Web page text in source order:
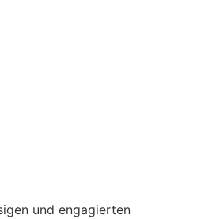
und engagierten